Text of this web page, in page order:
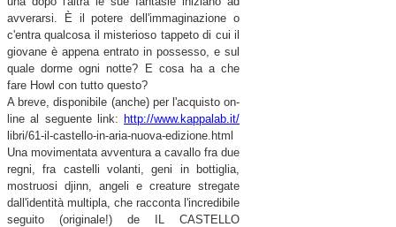
avverarsi. È il potere dell'immaginazione o
c'entra qualcosa il misterioso tappeto di cui il
giovane è appena entrato in possesso, e sul
quale dorme ogni notte? E cosa ha a che
fare Howl con tutto questo?
A breve, disponibile (anche) per l'acquisto on-
line al seguente link: http://www.kappalab.it/
libri/61-il-castello-in-aria-nuova-edizione.html
Una movimentata avventura a cavallo fra due
regni, fra castelli volanti, geni in bottiglia,
mostruosi djinn, angeli e creature stregate
dall'identità multipla, che racconta l'incredibile
seguito (originale!) de IL CASTELLO